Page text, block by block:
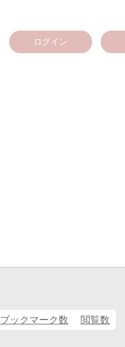
ログイン
ブックマーク数 閲覧数